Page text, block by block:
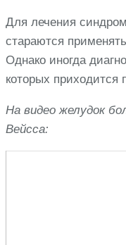
Для лечения
стараются
Однако иногда
которых приходится
На видео желудок
Вейсса: